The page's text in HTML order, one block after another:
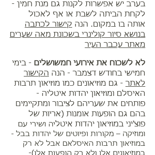
בערב יש אפשרות לקנות גם מנת חמין -
לקחת הביתה לשבת או אף לאכול
אותה בו במקום. הנה קישור לכתבה
בנושא סיור קולינרי בשכונת מאה שערים
מאתר עכבר העיר
לא לשכוח את אירועי חמשושלים - בימי
חמישי בחודש דצמבר - הנה הקישור
לאתר - גם מוזיאונים כמו מוזיאון תרבות
האיסלם ומוזיאון יהדות איטליה -
פותחים את שעריהם לציבור ומתקיימים
בהם גם הופעות אומנות (אריות של
פוצ'יני במוזיאון יהדות איטליה ושירי עם
ומוזיקה – מקורות ופיוטים של יהדות בבל -
במוזיאון תרבות האיסלאם אבל לא רק
במוזיאונים אלו ולא רק הופעות אלו)-